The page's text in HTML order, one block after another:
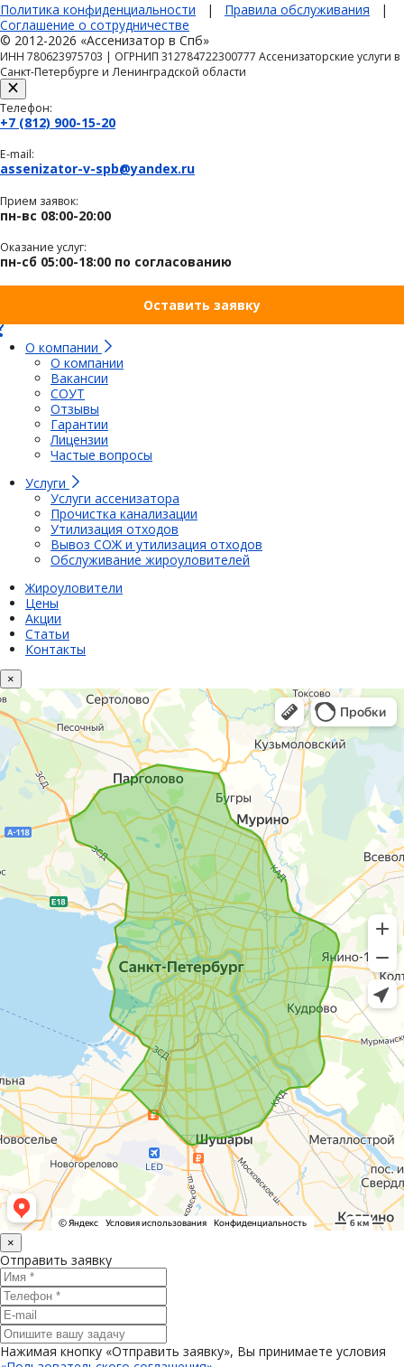
Политика конфиденциальности | Правила обслуживания |
Соглашение о сотрудничестве
© 2012-2026 «Ассенизатор в Спб»
ИНН 780623975703 | ОГРНИП 312784722300777 Ассенизаторские услуги в
Санкт-Петербурге и Ленинградской области
Телефон:
+7 (812) 900-15-20
E-mail:
assenizator-v-spb@yandex.ru
Прием заявок:
пн-вс 08:00-20:00
Оказание услуг:
пн-сб 05:00-18:00 по согласованию
Оставить заявку
О компании
О компании
Вакансии
СОУТ
Отзывы
Гарантии
Лицензии
Частые вопросы
Услуги
Услуги ассенизатора
Прочистка канализации
Утилизация отходов
Вывоз СОЖ и утилизация отходов
Обслуживание жироуловителей
Жироуловители
Цены
Акции
Статьи
Контакты
×
×
Отправить заявку
Нажимая кнопку «Отправить заявку», Вы принимаете условия